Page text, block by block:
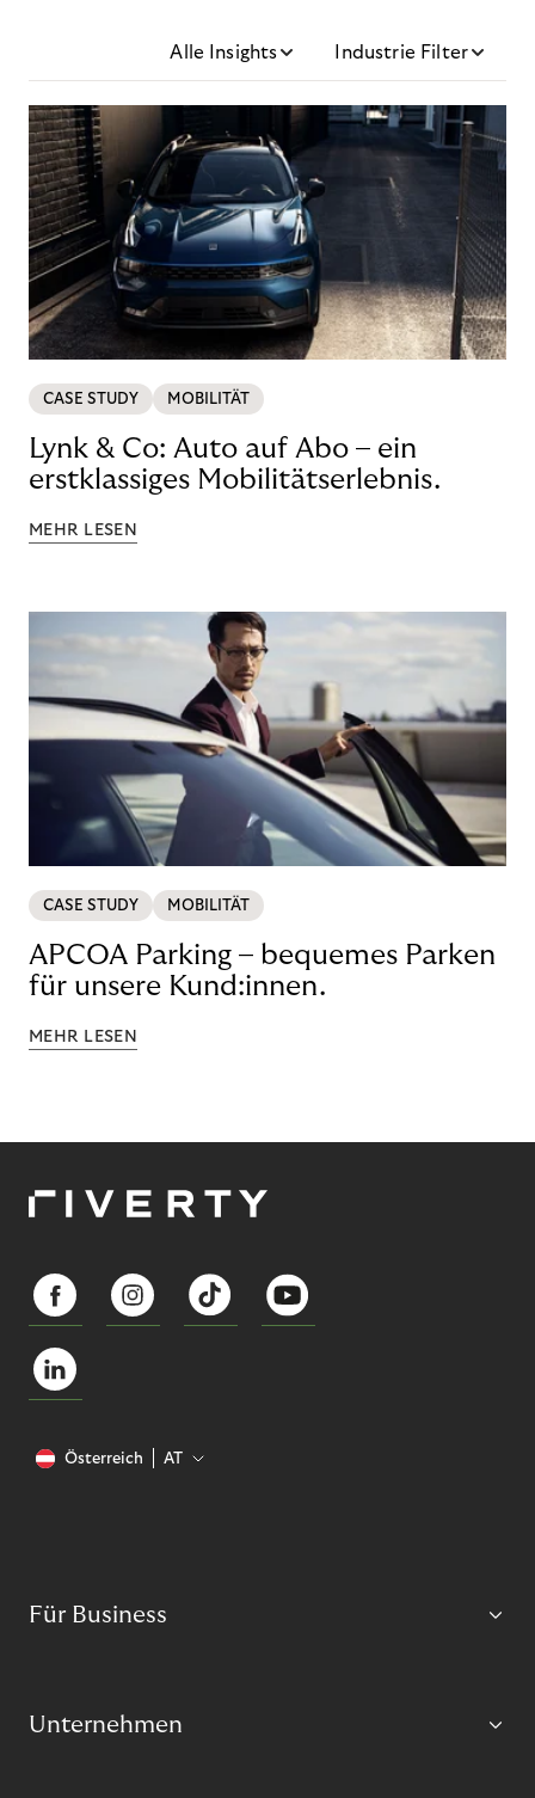
Alle Insights Industrie Filter
CASE STUDY MOBILITÄT
Lynk & Co: Auto auf Abo – ein
erstklassiges Mobilitätserlebnis.
MEHR LESEN
CASE STUDY MOBILITÄT
APCOA Parking – bequemes Parken
für unsere Kund:innen.
MEHR LESEN
Österreich AT
Für Business
Unternehmen